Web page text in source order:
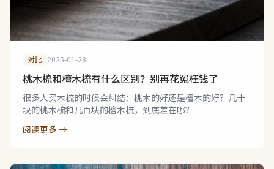
对比 2025-01-28
桃木梳和檀木梳有什么区别？别再花冤枉钱了
很多人买木梳的时候会纠结：桃木的好还是檀木的好？几十
块的桃木梳和几百块的檀木梳，到底差在哪？
阅读更多 →